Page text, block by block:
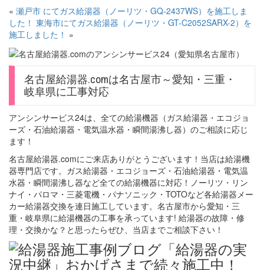
« 瀬戸市 にてガス給湯器（ノーリツ・GQ-2437WS）を施工しま
した！ 東海市にてガス給湯器（ノーリツ・GT-C2052SARX-2）を
施工しました！ »
名古屋給湯器.comは名古屋市～愛知・三重・
岐阜県に工事対応
アンシンサービス24は、全ての給湯機器（ガス給湯器・エコジョ
ーズ・石油給湯器・電気温水器・瞬間湯沸し器）のご相談に応じ
ます！
名古屋給湯器.comにご来店ありがとうございます！当店は給湯機
器専門店です。ガス給湯器・エコジョーズ・石油給湯器・電気温
水器・瞬間湯沸し器など全ての給湯機器に対応！ノーリツ・リン
ナイ・パロマ・三菱電機・パナソニック・TOTOなど各給湯器メー
カー給湯器交換を連日施工しています。名古屋市から愛知・三
重・岐阜県に給湯機器の工事を承っています! 給湯器の故障・修
理・交換かな？と思ったらぜひ、当店までご相談下さい！